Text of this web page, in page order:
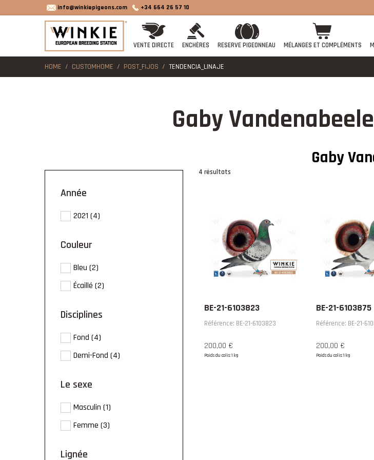
info@winkiepigeons.com +34 664 26 57 10
VENTE DIRECTE ENCHÈRES RESERVE PIGEONNEAU MÉLANGES ET COMPLÉMENTS
HOME CUSTOMHOME POST_FIJOS TENDENCIA_LINAJE
Gaby
année
2021 (4)
couleur
Bleu (2)
Écaillé (2)
disciplines
Fond (4)
Demi-Fond (4)
le sexe
Masculin (1)
Femme (3)
lignée
Gaby
4 résultats
BE-21-6103823
Référence: BE-21-6103823
200,00 €
Poids du colis: 1 kg
BE-21-6103875
Référence: BE-21-
200,00 €
Poids du colis: 1 kg